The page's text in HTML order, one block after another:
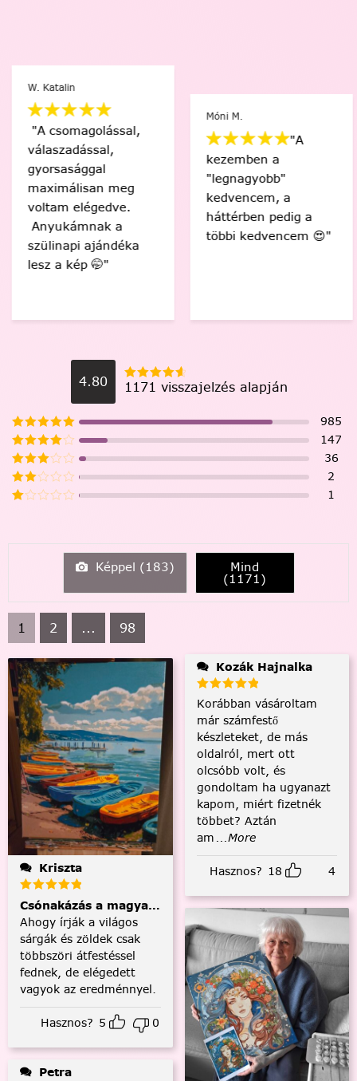
W. Katalin
"A csomagolással,
válaszadással,
gyorsasággal
maximálisan meg
voltam elégedve.
Anyukámnak a
szülinapi ajándéka
lesz a kép 🤭"
Móni M.
"A
kezemben a
"legnagyobb"
kedvencem, a
háttérben pedig a
többi kedvencem 😍"
4.80 1171 visszajelzés alapján
985
147
36
2
1
Képpel (183) Mind
(1171)
1 2 ... 98
Kriszta
Csónakázás a magyar tengeren
Ahogy írják a világos
sárgák és zöldek csak
többszöri átfestéssel
fednek, de elégedett
vagyok az eredménnyel.
Hasznos? 5 0
Petra
Kozák Hajnalka
Korábban vásároltam
már számfestő
készleteket, de más
oldalról, mert ott
olcsóbb volt, és
gondoltam ha ugyanazt
kapom, miért fizetnék
többet? Aztán
am ...More
Hasznos? 18 4